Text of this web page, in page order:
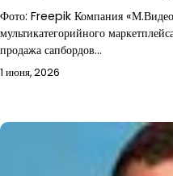
Фото: Freepik Компания
мультикатегорийного
продажа сапбордов…
1 июня, 2026